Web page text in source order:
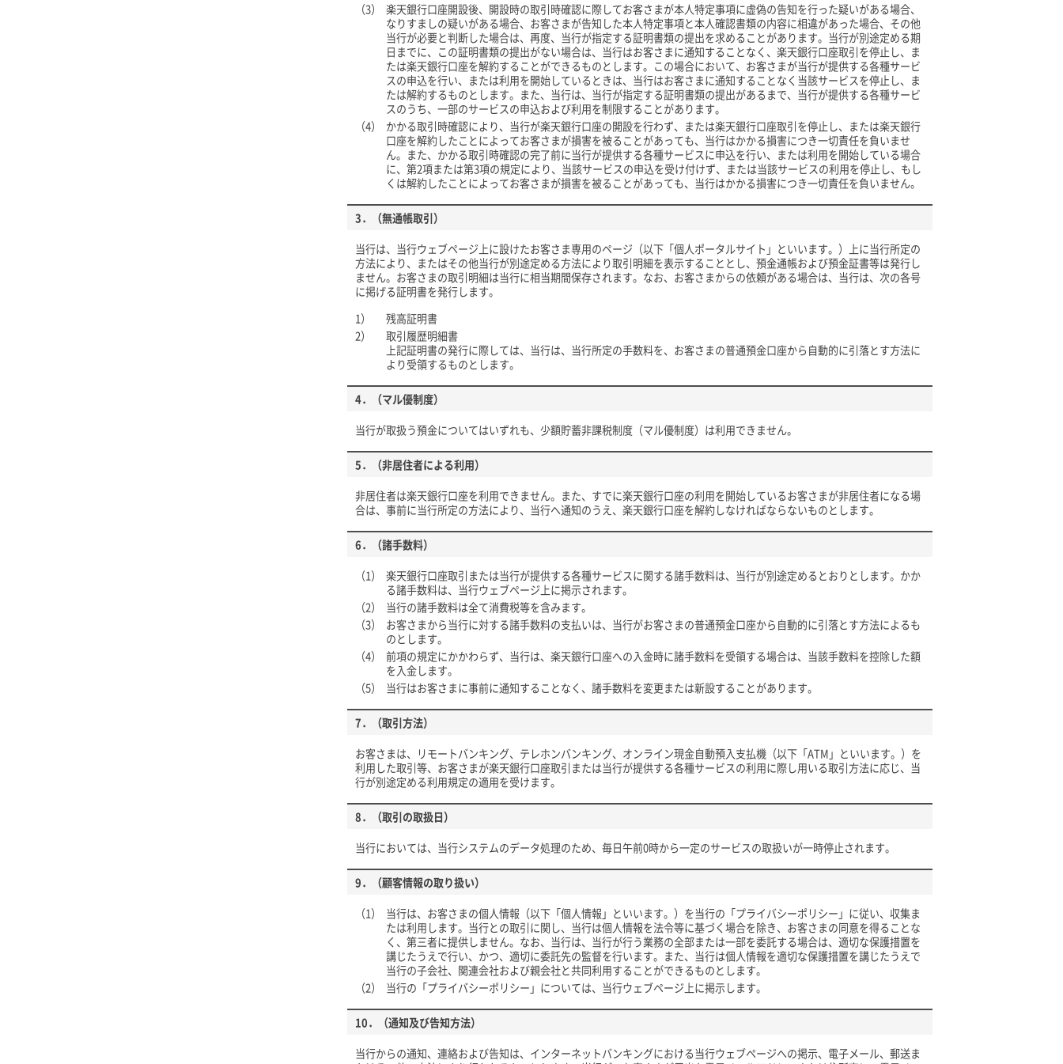
（3）
楽天銀行口座開設後、開設時の取引時確認に際してお客さまが本人特定事項に虚偽の告知を行った疑いがある場合、
なりすましの疑いがある場合、お客さまが告知した本人特定事項と本人確認書類の内容に相違があった場合、その他
当行が必要と判断した場合は、再度、当行が指定する証明書類の提出を求めることがあります。当行が別途定める期
日までに、この証明書類の提出がない場合は、当行はお客さまに通知することなく、楽天銀行口座取引を停止し、ま
たは楽天銀行口座を解約することができるものとします。この場合において、お客さまが当行が提供する各種サービ
スの申込を行い、または利用を開始しているときは、当行はお客さまに通知することなく当該サービスを停止し、ま
たは解約するものとします。また、当行は、当行が指定する証明書類の提出があるまで、当行が提供する各種サービ
スのうち、一部のサービスの申込および利用を制限することがあります。
（4）
かかる取引時確認により、当行が楽天銀行口座の開設を行わず、または楽天銀行口座取引を停止し、または楽天銀行
口座を解約したことによってお客さまが損害を被ることがあっても、当行はかかる損害につき一切責任を負いませ
ん。また、かかる取引時確認の完了前に当行が提供する各種サービスに申込を行い、または利用を開始している場合
に、第2項または第3項の規定により、当該サービスの申込を受け付けず、または当該サービスの利用を停止し、もし
くは解約したことによってお客さまが損害を被ることがあっても、当行はかかる損害につき一切責任を負いません。
3．（無通帳取引）
当行は、当行ウェブページ上に設けたお客さま専用のページ（以下「個人ポータルサイト」といいます。）上に当行所定の
方法により、またはその他当行が別途定める方法により取引明細を表示することとし、預金通帳および預金証書等は発行し
ません。お客さまの取引明細は当行に相当期間保存されます。なお、お客さまからの依頼がある場合は、当行は、次の各号
に掲げる証明書を発行します。
1）
残高証明書
2）
取引履歴明細書
上記証明書の発行に際しては、当行は、当行所定の手数料を、お客さまの普通預金口座から自動的に引落とす方法に
より受領するものとします。
4．（マル優制度）
当行が取扱う預金についてはいずれも、少額貯蓄非課税制度（マル優制度）は利用できません。
5．（非居住者による利用）
非居住者は楽天銀行口座を利用できません。また、すでに楽天銀行口座の利用を開始しているお客さまが非居住者になる場
合は、事前に当行所定の方法により、当行へ通知のうえ、楽天銀行口座を解約しなければならないものとします。
6．（諸手数料）
（1）
楽天銀行口座取引または当行が提供する各種サービスに関する諸手数料は、当行が別途定めるとおりとします。かか
る諸手数料は、当行ウェブページ上に掲示されます。
（2）
当行の諸手数料は全て消費税等を含みます。
（3）
お客さまから当行に対する諸手数料の支払いは、当行がお客さまの普通預金口座から自動的に引落とす方法によるも
のとします。
（4）
前項の規定にかかわらず、当行は、楽天銀行口座への入金時に諸手数料を受領する場合は、当該手数料を控除した額
を入金します。
（5）
当行はお客さまに事前に通知することなく、諸手数料を変更または新設することがあります。
7．（取引方法）
お客さまは、リモートバンキング、テレホンバンキング、オンライン現金自動預入支払機（以下「ATM」といいます。）を
利用した取引等、お客さまが楽天銀行口座取引または当行が提供する各種サービスの利用に際し用いる取引方法に応じ、当
行が別途定める利用規定の適用を受けます。
8．（取引の取扱日）
当行においては、当行システムのデータ処理のため、毎日午前0時から一定のサービスの取扱いが一時停止されます。
9．（顧客情報の取り扱い）
（1）
当行は、お客さまの個人情報（以下「個人情報」といいます。）を当行の「プライバシーポリシー」に従い、収集ま
たは利用します。当行との取引に関し、当行は個人情報を法令等に基づく場合を除き、お客さまの同意を得ることな
く、第三者に提供しません。なお、当行は、当行が行う業務の全部または一部を委託する場合は、適切な保護措置を
講じたうえで行い、かつ、適切に委託先の監督を行います。また、当行は個人情報を適切な保護措置を講じたうえで
当行の子会社、関連会社および親会社と共同利用することができるものとします。
（2）
当行の「プライバシーポリシー」については、当行ウェブページ上に掲示します。
10．（通知及び告知方法）
当行からの通知、連絡および告知は、インターネットバンキングにおける当行ウェブページへの掲示、電子メール、郵送ま